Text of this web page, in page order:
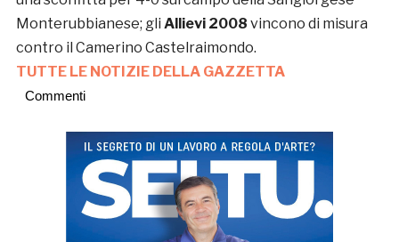
Monterubbianese; gli Allievi 2008 vincono di misura
contro il Camerino Castelraimondo.
TUTTE LE NOTIZIE DELLA GAZZETTA
Commenti